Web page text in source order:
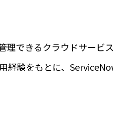
ブログ
できるクラウドサービ
験をもとに、